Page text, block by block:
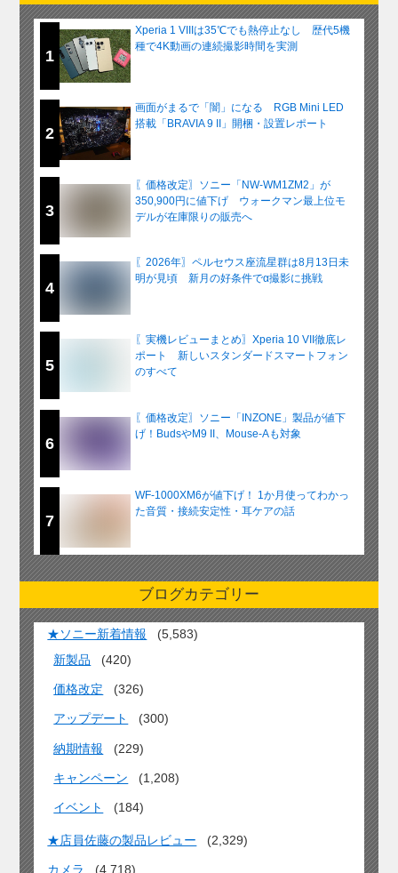
1
Xperia 1 VIIIは35℃でも熱停止なし 歴代5機
種で4K動画の連続撮影時間を実測
2
画面がまるで「闇」になる RGB Mini LED
搭載「BRAVIA 9 II」開梱・設置レポート
3
〖価格改定〗ソニー「NW-WM1ZM2」が
350,900円に値下げ ウォークマン最上位モ
デルが在庫限りの販売へ
4
〖2026年〗ペルセウス座流星群は8月13日未
明が見頃 新月の好条件でα撮影に挑戦
5
〖実機レビューまとめ〗Xperia 10 VII徹底レ
ポート 新しいスタンダードスマートフォン
のすべて
6
〖価格改定〗ソニー「INZONE」製品が値下
げ！BudsやM9 II、Mouse-Aも対象
7
WF-1000XM6が値下げ！ 1か月使ってわかっ
た音質・接続安定性・耳ケアの話
ブログカテゴリー
★ソニー新着情報
(5,583)
新製品
(420)
価格改定 (326)
アップデート (300)
納期情報 (229)
キャンペーン (1,208)
イベント (184)
★店員佐藤の製品レビュー (2,329)
カメラ (4,718)